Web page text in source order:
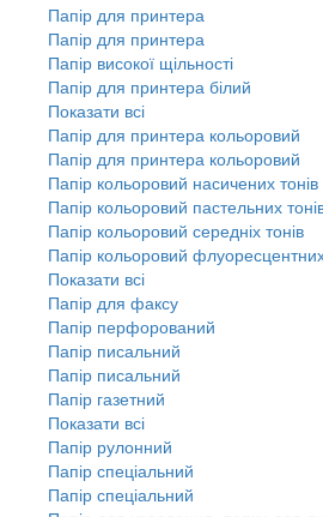
Папір для принтера
Папір для принтера
Папір високої щільності
Папір для принтера білий
Показати всі
Папір для принтера кольоровий
Папір для принтера кольоровий
Папір кольоровий насичених тонів
Папір кольоровий пастельних
Папір кольоровий середніх тонів
Папір кольоровий
Показати всі
Папір для факсу
Папір перфорований
Папір писальний
Папір писальний
Папір газетний
Показати всі
Папір рулонний
Папір спеціальний
Папір спеціальний